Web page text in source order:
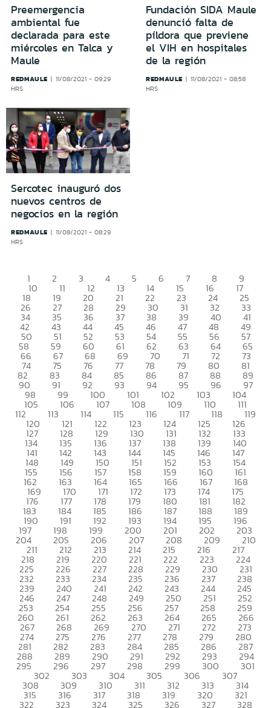
Preemergencia
ambiental fue
declarada para este
miércoles en Talca y
Maule
REDMAULE
11/08/2021 - 09:29
HRS
Fundación SIDA Maule
denunció falta de
píldora que previene
el VIH en hospitales
de la región
REDMAULE
11/08/2021 - 08:58
HRS
Sercotec inauguró dos
nuevos centros de
negocios en la región
REDMAULE
11/08/2021 - 08:29
HRS
1 2 3 4 5 6 7 8 9
10 11 12 13 14 15 16 17
18 19 20 21 22 23 24 25
26 27 28 29 30 31 32 33
34 35 36 37 38 39 40 41
42 43 44 45 46 47 48 49
50 51 52 53 54 55 56 57
58 59 60 61 62 63 64 65
66 67 68 69 70 71 72 73
74 75 76 77 78 79 80 81
82 83 84 85 86 87 88 89
90 91 92 93 94 95 96 97
98 99 100 101 102 103 104
105 106 107 108 109 110 111
112 113 114 115 116 117 118 119
120 121 122 123 124 125 126
127 128 129 130 131 132 133
134 135 136 137 138 139 140
141 142 143 144 145 146 147
148 149 150 151 152 153 154
155 156 157 158 159 160 161
162 163 164 165 166 167 168
169 170 171 172 173 174 175
176 177 178 179 180 181 182
183 184 185 186 187 188 189
190 191 192 193 194 195 196
197 198 199 200 201 202 203
204 205 206 207 208 209 210
211 212 213 214 215 216 217
218 219 220 221 222 223 224
225 226 227 228 229 230 231
232 233 234 235 236 237 238
239 240 241 242 243 244 245
246 247 248 249 250 251 252
253 254 255 256 257 258 259
260 261 262 263 264 265 266
267 268 269 270 271 272 273
274 275 276 277 278 279 280
281 282 283 284 285 286 287
288 289 290 291 292 293 294
295 296 297 298 299 300 301
302 303 304 305 306 307
308 309 310 311 312 313 314
315 316 317 318 319 320 321
322 323 324 325 326 327 328